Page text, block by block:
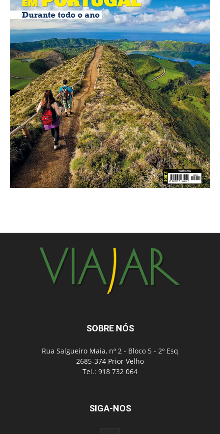
SOBRE NÓS
Rua Salgueiro Maia, nº 2 - Bloco 5 - 2º Esq
2685-374 Prior Velho
Tel.: 918 732 064
SIGA-NOS